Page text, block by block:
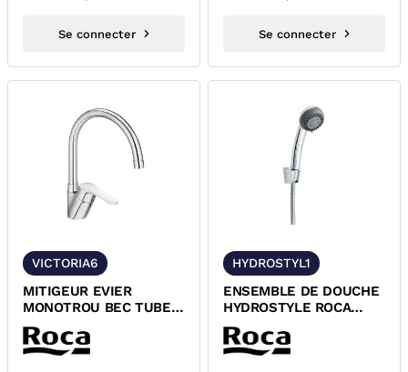
Se connecter Se connecter
VICTORIA6
MITIGEUR EVIER
MONOTROU BEC TUBE
ORIENTABLE VICTORIA
ROCA A5A8E25C00
HYDROSTYL1
ENSEMBLE DE DOUCHE
HYDROSTYLE ROCA
Z5385112021